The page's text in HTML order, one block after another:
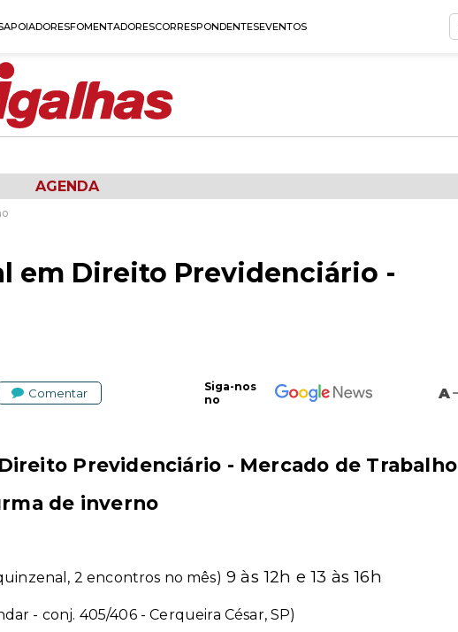
APOIADORESFOMENTADORESCORRESPONDENTESEVENTOS
AGENDA
em Direito Previdenciário -
Comentar
Siga-nos
no
A
Previdenciário - Mercado de Trabalho
de inverno
2 encontros no mês) 9 às 12h e 13 às 16h
- conj. 405/406 - Cerqueira César, SP)